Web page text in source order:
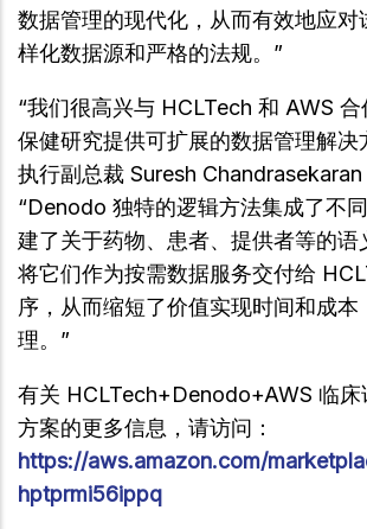
数据管理的现代化，从而有效地应对
样化数据源和严格的法规。”
“我们很高兴与 HCLTech 和 AWS
保健研究提供可扩展的数据管理解
执行副总裁 Suresh Chandrasekaran
“Denodo 独特的逻辑方法集成了不
建了关于药物、患者、提供者等的语
将它们作为按需数据服务交付给
序，从而缩短了价值实现时间和成本
理。”
有关 HCLTech+Denodo+AWS 临床
方案的更多信息，请访问：
https://aws.amazon.com/
hptprmi56ippq